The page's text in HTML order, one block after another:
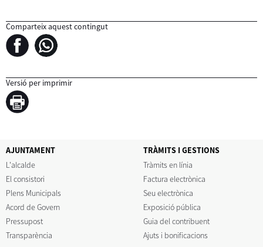
Comparteix aquest contingut
Versió per imprimir
AJUNTAMENT
L'alcalde
El consistori
Plens Municipals
Acord de Govern
Pressupost
Transparència
TRÀMITS I GESTIONS
Tràmits en línia
Factura electrònica
Seu electrònica
Exposició pública
Guia del contribuent
Ajuts i bonificacions